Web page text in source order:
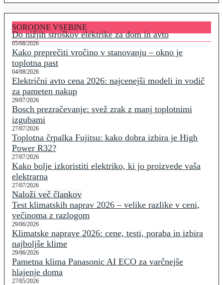
SORODNE VSEBINE
Do nižjih stroškov elektrike za dom in avto
05/08/2026
Kako preprečiti vročino v stanovanju – okno je
toplotna past
04/08/2026
Električni avto cena 2026: najcenejši modeli in vodič
za pameten nakup
29/07/2026
Bosch prezračevanje: svež zrak z manj toplotnimi
izgubami
27/07/2026
Toplotna črpalka Fujitsu: kako dobra izbira je High
Power R32?
27/07/2026
Kako bolje izkoristiti elektriko, ki jo proizvede vaša
elektrarna
27/07/2026
Naloži več člankov
Test klimatskih naprav 2026 – velike razlike v ceni,
večinoma z razlogom
29/06/2026
Klimatske naprave 2026: cene, testi, poraba in izbira
najboljše klime
29/06/2026
Pametna klima Panasonic AI ECO za varčnejše
hlajenje doma
27/05/2026